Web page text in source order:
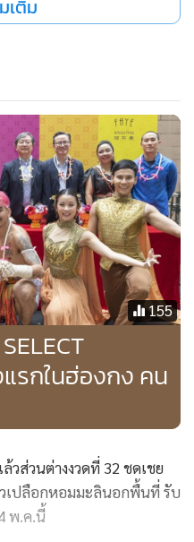
Thai SELECT และวิธี
ข้าวหอมมะลิไทยแท้ๆ
ญลักษณ์รวงข้าวสีเขียวจาก
ดูบาร์โค้ดของสินค้า เป็นต้น
รู้จักวิธีเลือกซื้อข้าวหอมมะลิ
าวไทยแท้พรีเมียมได้ในซู
ฟอร์มออนไลน์ได้ด้วยตนเอง
บความสนใจจากประชาชน
ละมีสื่อมวลชน และ KOL ให้
ลต่างๆ เป็นอย่างมากด้วย ซึ่ง
ของไทยให้เป็นที่รู้จักและ
ยเมืองเซี่ยเหมิน ครั้งที่ 2 จัด
มิน ร่วมด้วยทีมประเทศไทย
พ ธนาคารกสิกรไทย และ
วันที่ 29 เม.ย.2566 ได้รับ
เช่น ผู้บริหารจากหน่วยงาน
หมิน รองประธาน
เติม
155
รกในฮ่องกง คน
ล้วส่วนต่างงวดที่ 32 ชดเชย
เปลือกหอมมะลินอกพื้นที่ รับ
พ.ค.นี้